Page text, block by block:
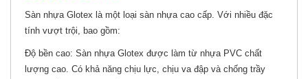
Sàn nhựa Glotex là một loại sàn nhựa cao cấp. Với nhiều đặc
tính vượt trội, bao gồm:
Độ bền cao: Sàn nhựa Glotex được làm từ nhựa PVC chất
lượng cao. Có khả năng chịu lực, chịu va đập và chống trầy